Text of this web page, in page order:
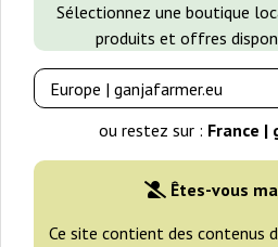
Sélectionnez une boutique
produits et offres
ou restez sur : France |
Êtes-vous
Ce site contient des contenus
Sensible Seeds